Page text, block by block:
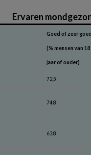
Ervaren
Goed of zeer goed
(% mensen van 18
jaar of ouder)
72,5
74,8
63,8